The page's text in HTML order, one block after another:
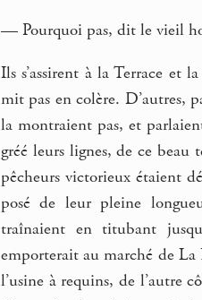
— Pourquoi pas, dit le vieil
Ils s’assirent à la Terrace et
mit pas en colère. D’autres,
la montraient pas, et
gréé leurs lignes, de ce beau
pêcheurs victorieux étaient
posé de leur pleine
traînaient en titubant
emporterait au marché de La
l’usine à requins, de l’autre